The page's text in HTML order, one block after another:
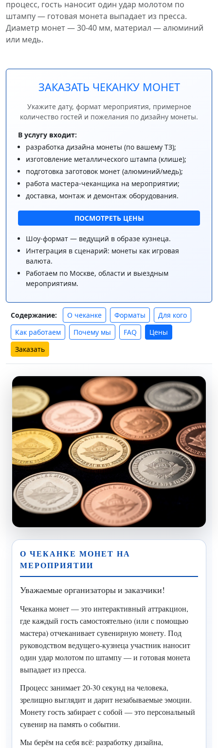
процесс, гость наносит один удар молотом по
штампу — готовая монета выпадает из пресса.
Диаметр монет — 30-40 мм, материал — алюминий
или медь.
ЗАКАЗАТЬ ЧЕКАНКУ МОНЕТ
Укажите дату, формат мероприятия, примерное
количество гостей и пожелания по дизайну монеты.
В услугу входит:
разработка дизайна монеты (по вашему ТЗ);
изготовление металлического штампа (клише);
подготовка заготовок монет (алюминий/медь);
работа мастера-чеканщика на мероприятии;
доставка, монтаж и демонтаж оборудования.
ПОСМОТРЕТЬ ЦЕНЫ
Шоу-формат — ведущий в образе кузнеца.
Интеграция в сценарий: монеты как игровая
валюта.
Работаем по Москве, области и выездным
мероприятиям.
Содержание: О чеканке Форматы
Для кого
Как работаем
Почему мы FAQ
Цены
Заказать
О ЧЕКАНКЕ МОНЕТ НА
МЕРОПРИЯТИИ
Уважаемые организаторы и заказчики!
Чеканка монет — это интерактивный аттракцион,
где каждый гость самостоятельно (или с помощью
мастера) отчеканивает сувенирную монету. Под
руководством ведущего-кузнеца участник наносит
один удар молотом по штампу — и готовая монета
выпадает из пресса.
Процесс занимает 20-30 секунд на человека,
зрелищно выглядит и дарит незабываемые эмоции.
Монету гость забирает с собой — это персональный
сувенир на память о событии.
Мы берём на себя всё: разработку дизайна,